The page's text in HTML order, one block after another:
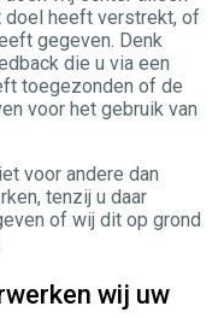
doel heeft verstrekt, of
gegeven. Denk
die u via een
toegezonden of de
voor het gebruik van
voor andere dan
tenzij u daar
of wij dit op grond
wij uw